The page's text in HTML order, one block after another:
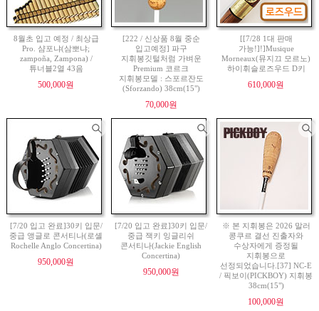
8월초 입고 예정 / 최상급
Pro. 샴포냐(삼뽀냐;
zampoña, Zampona) /
튜너블2열 43음
500,000원
[222 / 신상품 8월 중순
입고예정] 파구
지휘봉깃털처럼 가벼운
Premium 코르크
지휘봉모델 : 스포르잔도
(Sforzando) 38cm(15")
70,000원
[[7/28 1대 판매
가능!]!]Musique
Morneaux(뮤지끄 모르노)
하이휘슬로즈우드 D키
610,000원
[7/20 입고 완료]30키 입문/
중급 앵글로 콘서티나(로셸
Rochelle Anglo Concertina)
950,000원
[7/20 입고 완료]30키 입문/
중급 잭키 잉글리쉬
콘서티나(Jackie English
Concertina)
950,000원
※ 본 지휘봉은 2026 말러
콩쿠르 결선 진출자와
수상자에게 증정될
지휘봉으로
선정되었습니다.[37] NC-E
/ 픽보이(PICKBOY) 지휘봉
38cm(15")
100,000원